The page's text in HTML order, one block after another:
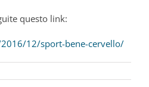
questo link:
12/sport-bene-cervello/